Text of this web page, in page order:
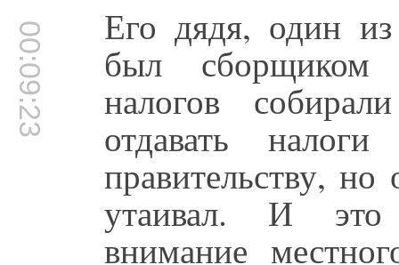
00:09:23 Его дядя, один из
был
налогов
отдавать
правительству, но
утаивал. И это
внимание